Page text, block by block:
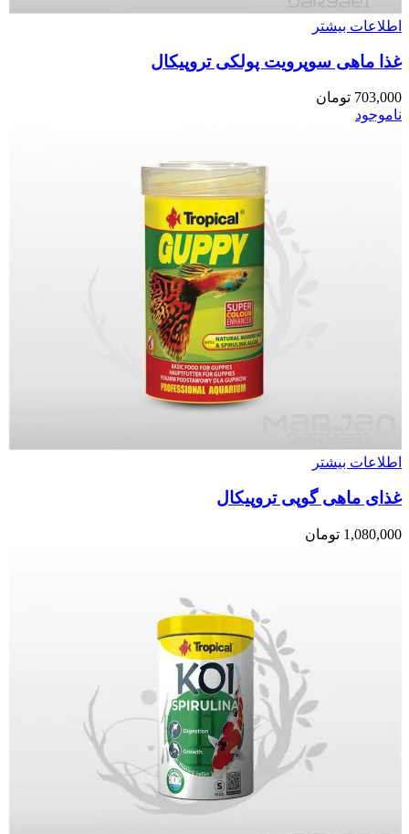
اطلاعات بیشتر
غذا ماهی سوپرویت پولکی تروپیکال
703,000 تومان
ناموجود
اطلاعات بیشتر
غذای ماهی گوپی تروپیکال
1,080,000 تومان